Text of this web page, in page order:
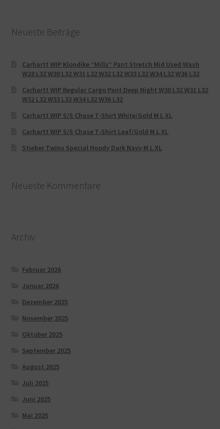
Neueste Beiträge
Carhartt WIP Klondike “Mills“ Pant Stretch Mid Used Wash
W28 L32 W30 L32 W31 L32 W32 L32 W33 L32 W34 L32 W36 L32
Carhartt WIP Regular Cargo Pant Deep Night W30 L32 W31 L32
W32 L32 W33 L32 W34 L32 W36 L32
Carhartt WIP S/S Chase T-Shirt White/Gold M L XL
Carhartt WIP S/S Chase T-Shirt Leaf/Gold M L XL
Stieber Twins Special Hoody Dark Navy M L XL
Neueste Kommentare
Archiv
Februar 2026
Januar 2026
Dezember 2025
November 2025
Oktober 2025
September 2025
August 2025
Juli 2025
Juni 2025
Mai 2025